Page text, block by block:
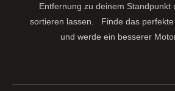
Entfernung zu deinem Standpunkt
sortieren lassen. Finde das
und werde ein besserer